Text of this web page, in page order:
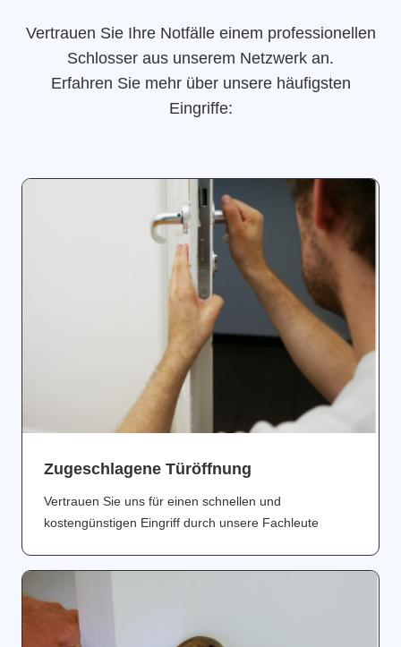
Vertrauen Sie Ihre Notfälle einem professionellen
Schlosser aus unserem Netzwerk an.
Erfahren Sie mehr über unsere häufigsten
Eingriffe:
Zugeschlagene Türöffnung
Vertrauen Sie uns für einen schnellen und
kostengünstigen Eingriff durch unsere Fachleute